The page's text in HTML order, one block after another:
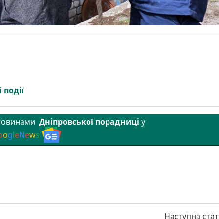
події
Дніпровської порадниці у
ogleNews
Наступна